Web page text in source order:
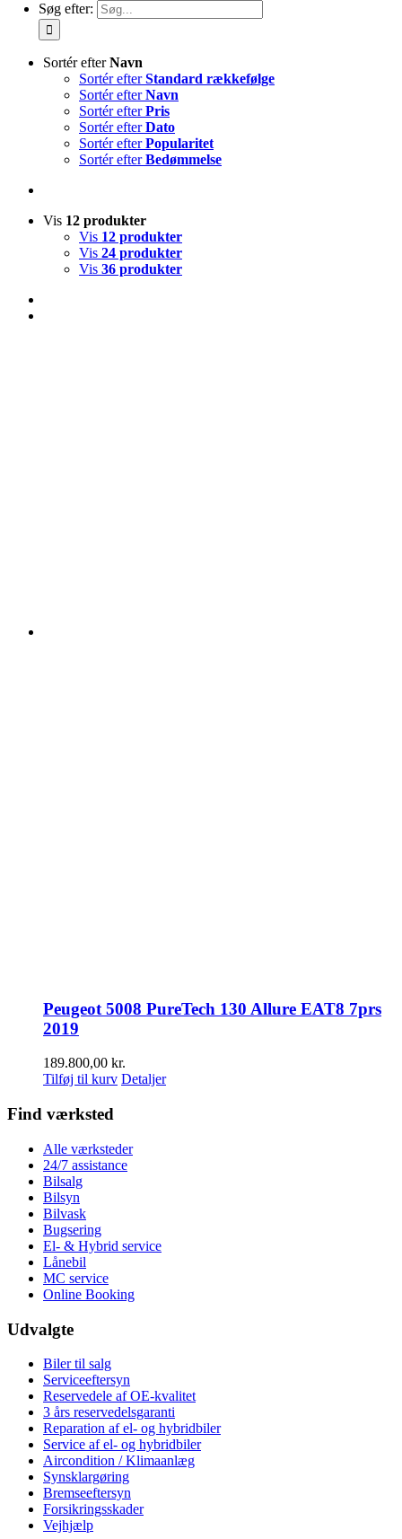
Søg efter:
Sortér efterNavn
Sortér efterStandard rækkefølge
Sortér efterNavn
Sortér efterPris
Sortér efterDato
Sortér efterPopularitet
Sortér efterBedømmelse
Vis 12 produkter
Vis 12 produkter
Vis 24 produkter
Vis 36 produkter
Peugeot 5008 PureTech 130 Allure EAT8 7prs
2019
189.800,00 kr.
Tilføj til kurv Detaljer
Find værksted
Alle værksteder
24/7 assistance
Bilsalg
Bilsyn
Bilvask
Bugsering
El- & Hybrid service
Lånebil
MC service
Online Booking
Udvalgte
Biler til salg
Serviceeftersyn
Reservedele af OE-kvalitet
3 års reservedelsgaranti
Reparation af el- og hybridbiler
Service af el- og hybridbiler
Aircondition / Klimaanlæg
Synsklargøring
Bremseeftersyn
Forsikringsskader
Vejhjælp